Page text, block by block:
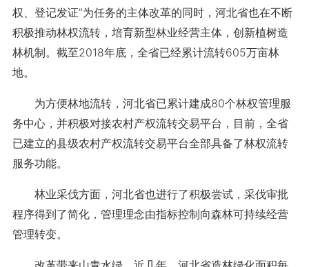
权、登记发证”为任务的主体改革的同时，河北省也在不断
积极推动林权流转，培育新型林业经营主体，创新植树造
林机制。截至2018年底，全省已经累计流转605万亩林
地。
为方便林地流转，河北省已累计建成80个林权管理服
务中心，并积极对接农村产权流转交易平台，目前，全省
已建立的县级农村产权流转交易平台全部具备了林权流转
服务功能。
林业采伐方面，河北省也进行了积极尝试，采伐审批
程序得到了简化，管理理念由指标控制向森林可持续经营
管理转变。